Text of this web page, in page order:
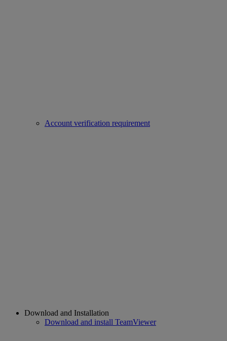
Account verification requirement
Download and Installation
Download and install TeamViewer